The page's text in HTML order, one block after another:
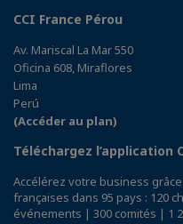
CCI France Pérou
Av. Mariscal La Mar 550
Oficina 608, Miraflores
Lima
Perú
(Accéder au plan)
Téléchargez l’application
Accélérez votre business
françaises dans 95 pays : 120
événements | 300 comités | 1